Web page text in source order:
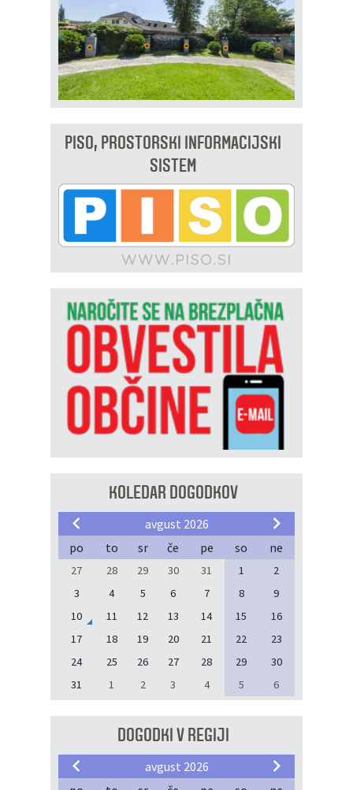
PISO, PROSTORSKI INFORMACIJSKI
SISTEM
KOLEDAR DOGODKOV
avgust 2026
po
to sr če pe so ne
27 28 29 30 31 1
2
3
4 5 6 7 8
9
10
11 12 13 14 15
16
17
18 19 20 21 22
23
24
25 26 27 28 29
30
31
1 2 3 4 5 6
DOGODKI V REGIJI
avgust 2026